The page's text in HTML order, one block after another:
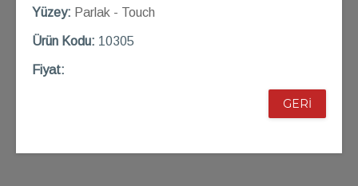
Yüzey: Parlak - Touch
Ürün Kodu: 10305
Fiyat:
GERİ